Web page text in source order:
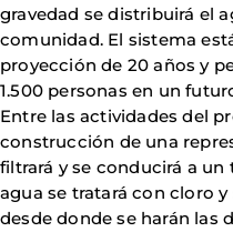
gravedad se distribuirá el
comunidad. El sistema
proyección de 20 años y
1.500 personas en un
Entre las actividades del
construcción de una
filtrará y se conducirá a un
agua se tratará con cloro
desde donde se harán las